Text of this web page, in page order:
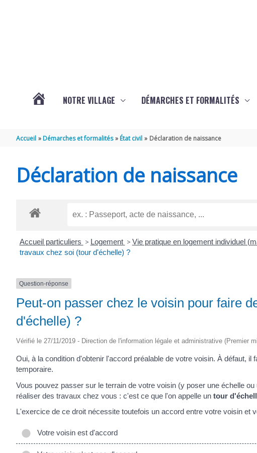
NOTRE VILLAGE DÉMARCHES ET FORMALITÉS
Accueil Démarches et formalités État civil Déclaration de naissance
Déclaration de naissance
Accueil particuliers > Logement > Vie pratique en logement individuel
travaux chez soi (tour d'échelle) ?
Question-réponse
Peut-on passer chez le voisin pour faire
d'échelle) ?
Vérifié le 27/11/2019 - Direction de l'information légale et administrative (Premier
Oui, à la condition d'obtenir l'accord préalable de votre voisin. À défaut, il
temporaire.
Vous pouvez passer sur le terrain de votre voisin (y poser une échelle
réaliser des travaux chez vous : c'est ce que l'on appelle un tour
L'exercice de ce droit nécessite toutefois un accord entre votre voisin et
Votre voisin est d'accord